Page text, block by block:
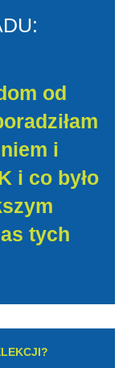
od
i
i co było
tych